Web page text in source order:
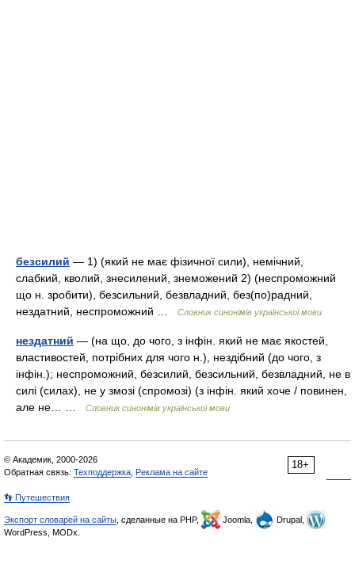
безсилий — 1) (який не має фізичної сили), немічний,
слабкий, кволий, знесилений, знеможений 2) (неспроможний
що н. зробити), безсильний, безвладний, без(по)радний,
нездатний, неспроможний …
Словник синонімів української мови
нездатний — (на що, до чого, з інфін. який не має якостей,
властивостей, потрібних для чого н.), нездібний (до чого, з
інфін.); неспроможний, безсилий, безсильний, безвладний, не в
силі (силах), не у змозі (спромозі) (з інфін. який хоче / повинен,
але не… …
Словник синонімів української мови
18+
© Академик, 2000-2026
Обратная связь: Техподдержка Реклама на сайте
👣 Путешествия
Экспорт словарей на сайты , сделанные на PHP, Joomla,
Drupal,
WordPress, MODx.